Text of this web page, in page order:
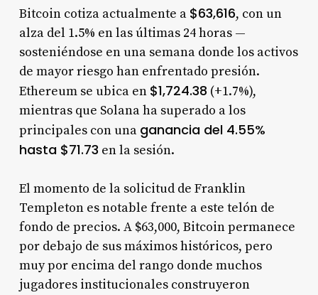
Bitcoin cotiza actualmente a $63,616, con un
alza del 1.5% en las últimas 24 horas —
sosteniéndose en una semana donde los activos
de mayor riesgo han enfrentado presión.
Ethereum se ubica en $1,724.38 (+1.7%),
mientras que Solana ha superado a los
principales con una ganancia del 4.55%
hasta $71.73 en la sesión.
El momento de la solicitud de Franklin
Templeton es notable frente a este telón de
fondo de precios. A $63,000, Bitcoin permanece
por debajo de sus máximos históricos, pero
muy por encima del rango donde muchos
jugadores institucionales construyeron